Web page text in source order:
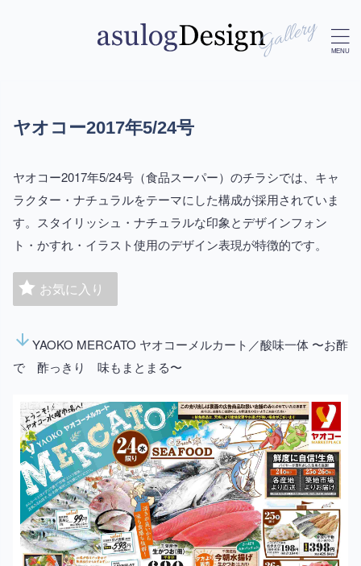
ヤオコー2017年5/24号
ヤオコー2017年5/24号（食品スーパー）のチラシでは、キャ
ラクター・ナチュラルをテーマにした構成が採用されていま
す。スタイリッシュ・ナチュラルな印象とデザインフォン
ト・かすれ・イラスト使用のデザイン表現が特徴的です。
お気に入り
arrow_downwardYAOKO MERCATO ヤオコーメルカート／酸味一体 〜お酢
で 酢っきり 味もまとまる〜